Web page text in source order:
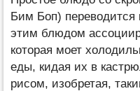
Бим Боп)
этим блюдом
которая моет
еды, кидая их в
рисом, изобретая,